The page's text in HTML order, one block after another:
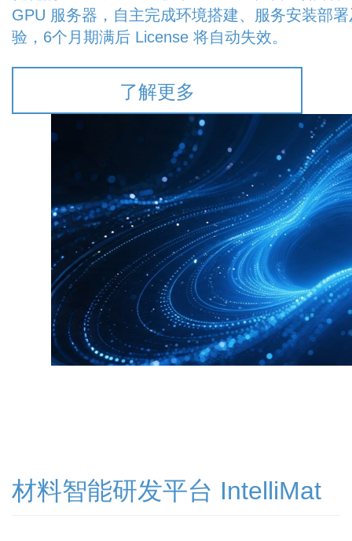
GPU 服务器，自主完成环境搭建、服务安装部
验，6个月期满后 License 将自动失效。
了解更多
材料智能研发平台 IntelliMat